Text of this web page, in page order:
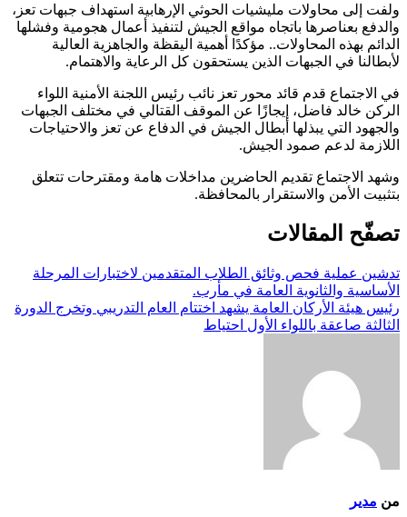
ولفت إلى محاولات مليشيات الحوثي الإرهابية استهداف جبهات تعز،
والدفع بعناصرها باتجاه مواقع الجيش لتنفيذ أعمال هجومية وفشلها
الدائم بهذه المحاولات.. مؤكدًا أهمية اليقظة والجاهزية العالية
لأبطالنا في الجبهات الذين يستحقون كل الرعاية والاهتمام.
في الاجتماع قدم قائد محور تعز نائب رئيس اللجنة الأمنية اللواء
الركن خالد فاضل، إيجازًا عن الموقف القتالي في مختلف الجبهات
والجهود التي يبذلها أبطال الجيش في الدفاع عن تعز والاحتياجات
اللازمة لدعم صمود الجيش.
وشهد الاجتماع تقديم الحاضرين مداخلات هامة ومقترحات تتعلق
بتثبيت الأمن والاستقرار بالمحافظة.
تصفّح المقالات
تدشين عملية فحص وثائق الطلاب المتقدمين لاختبارات المرحلة
الأساسية والثانوية العامة في مأرب.
رئيس هيئة الأركان العامة يشهد اختتام العام التدريبي وتخرج الدورة
الثالثة صاعقة باللواء الأول احتياط
من مدير